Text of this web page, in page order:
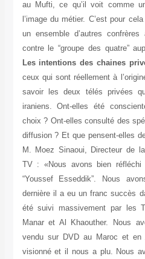
au Mufti, ce qu’il voit comme
l’image du métier. C’est pour
un ensemble d’autres
contre le “groupe des quatre”
Les intentions des chaines
ceux qui sont réellement à
savoir les deux télés privées
iraniens. Ont-elles été
choix ? Ont-elles consulté des
diffusion ? Et que pensent-elles
M. Moez Sinaoui, Directeur de
TV : «Nous avons bien réfléchi
“Youssef Esseddik”. Nous
dernière il a eu un franc succès
été suivi massivement par les
Manar et Al Khaouther. Nous
vendu sur DVD au Maroc et en
visionné et il nous a plu. Nous